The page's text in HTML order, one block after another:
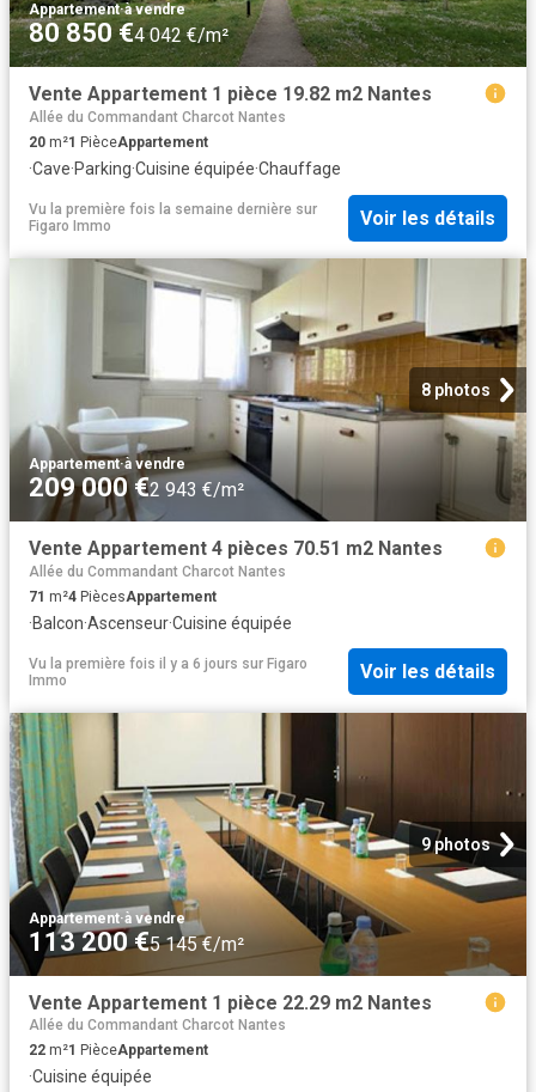
Appartement·à vendre
80 850 €4 042 €/m²
Vente Appartement 1 pièce 19.82 m2 Nantes
Allée du Commandant Charcot Nantes
20 m²1 PièceAppartement
·Cave·Parking·Cuisine équipée·Chauffage
Vu la première fois la semaine dernière sur
Figaro Immo
Voir les détails
8 photos
Appartement·à vendre
209 000 €2 943 €/m²
Vente Appartement 4 pièces 70.51 m2 Nantes
Allée du Commandant Charcot Nantes
71 m²4 PiècesAppartement
·Balcon·Ascenseur·Cuisine équipée
Vu la première fois il y a 6 jours sur Figaro
Immo
Voir les détails
9 photos
Appartement·à vendre
113 200 €5 145 €/m²
Vente Appartement 1 pièce 22.29 m2 Nantes
Allée du Commandant Charcot Nantes
22 m²1 PièceAppartement
·Cuisine équipée